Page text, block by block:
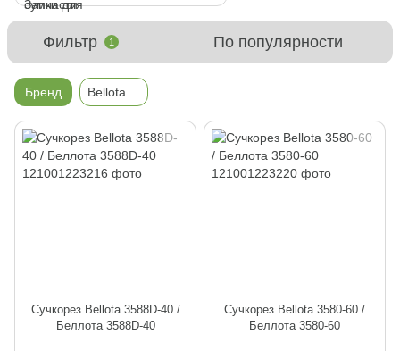
Фильтр 1 По популярности
Бренд Bellota
Сучкорез Bellota 3588D-40 /
Беллота 3588D-40
Сучкорез Bellota 3580-60 /
Беллота 3580-60